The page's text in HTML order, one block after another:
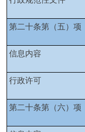
第二十条第（五）项
信息内容
行政许可
第二十条第（六）项